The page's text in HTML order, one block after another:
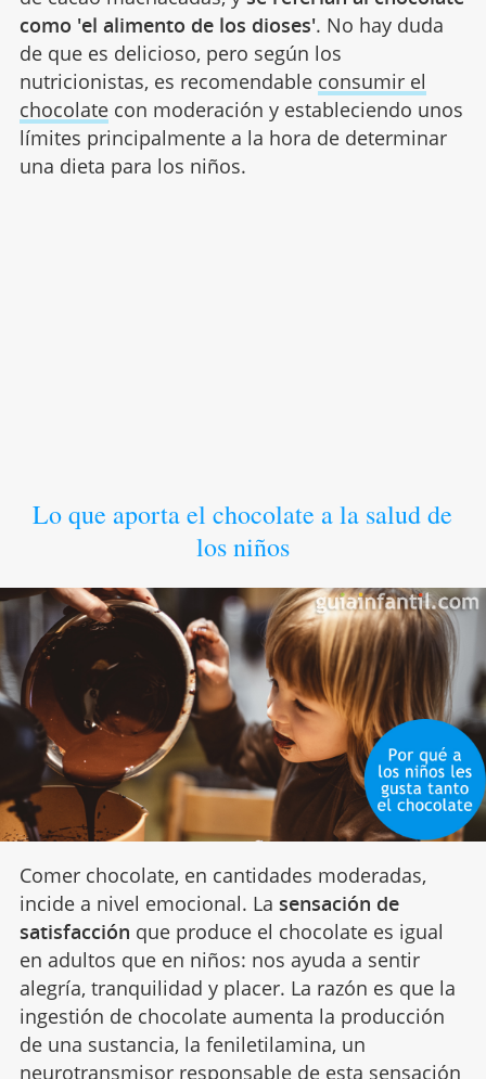
como 'el alimento de los dioses'. No hay duda
de que es delicioso, pero según los
nutricionistas, es recomendable consumir el
chocolatecon moderación y estableciendo unos
límites principalmente a la hora de determinar
una dieta para los niños.
Lo que aporta el chocolate a la salud de
los niños
Comer chocolate, en cantidades moderadas,
incide a nivel emocional. La sensación de
satisfacción que produce el chocolate es igual
en adultos que en niños: nos ayuda a sentir
alegría, tranquilidad y placer. La razón es que la
ingestión de chocolate aumenta la producción
de una sustancia, la feniletilamina, un
neurotransmisor responsable de esta sensación